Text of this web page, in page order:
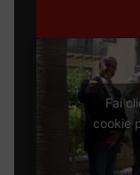
Fai
cookie